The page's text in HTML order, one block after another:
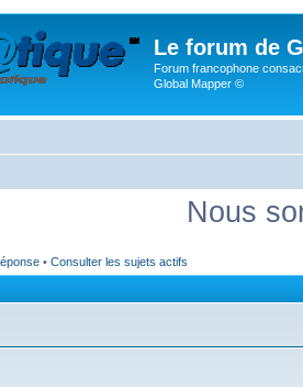
Le forum de
Forum francophone
Global Mapper ©
Nous
• Consulter les sujets actifs